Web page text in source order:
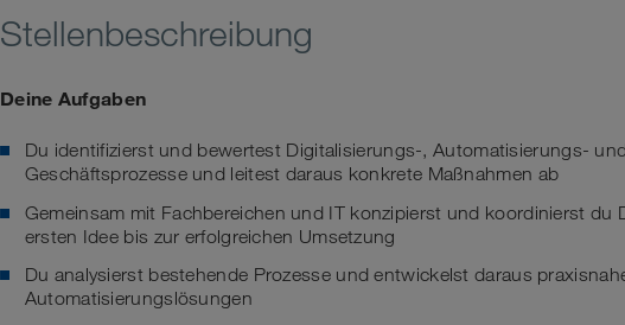
Stellenbeschreibung
Deine Aufgaben
Du identifizierst und bewertest Digitalisierungs-, Automatisierungs-
Geschäftsprozesse und leitest daraus konkrete Maßnahmen ab
Gemeinsam mit Fachbereichen und IT konzipierst und koordinierst du
ersten Idee bis zur erfolgreichen Umsetzung
Du analysierst bestehende Prozesse und entwickelst daraus
Automatisierungslösungen